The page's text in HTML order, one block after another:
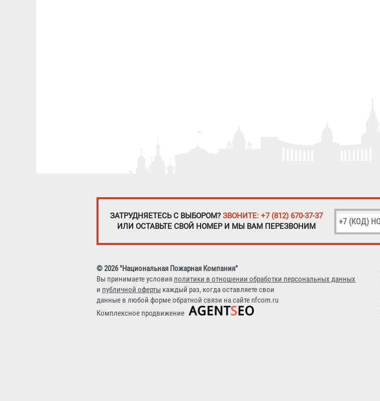
ЗАТРУДНЯЕТЕСЬ С ВЫБОРОМ? ЗВОНИТЕ: +7 (812) 670-37-37
ИЛИ ОСТАВЬТЕ СВОЙ НОМЕР И МЫ ВАМ ПЕРЕЗВОНИМ
© 2026 "Национальная Пожарная Компания"
Вы принимаете условия политики в отношении обработки персональных данных
и публичной оферты каждый раз, когда оставляете свои
данные в любой форме обратной связи на сайте nfcom.ru
Комплексное продвижение